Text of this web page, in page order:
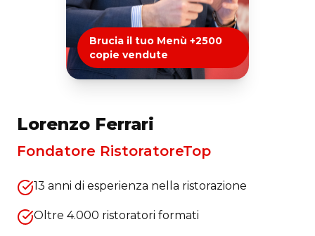
Brucia il tuo Menù +2500
copie vendute
Lorenzo Ferrari
Fondatore RistoratoreTop
13 anni di esperienza nella ristorazione
Oltre 4.000 ristoratori formati